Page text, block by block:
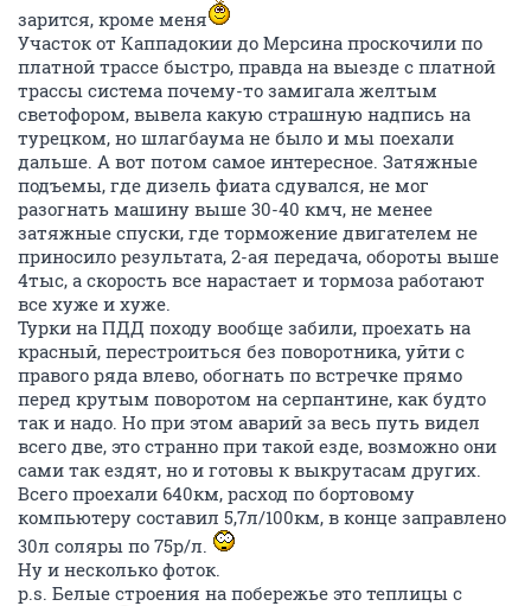
зарится, кроме меня
Участок от Каппадокии до Мерсина проскочили по
платной трассе быстро, правда на выезде с платной
трассы система почему-то замигала желтым
светофором, вывела какую страшную надпись на
турецком, но шлагбаума не было и мы поехали
дальше. А вот потом самое интересное. Затяжные
подъемы, где дизель фиата сдувался, не мог
разогнать машину выше 30-40 кмч, не менее
затяжные спуски, где торможение двигателем не
приносило результата, 2-ая передача, обороты выше
4тыс, а скорость все нарастает и тормоза работают
все хуже и хуже.
Турки на ПДД походу вообще забили, проехать на
красный, перестроиться без поворотника, уйти с
правого ряда влево, обогнать по встречке прямо
перед крутым поворотом на серпантине, как будто
так и надо. Но при этом аварий за весь путь видел
всего две, это странно при такой езде, возможно они
сами так ездят, но и готовы к выкрутасам других.
Всего проехали 640км, расход по бортовому
компьютеру составил 5,7л/100км, в конце заправлено
30л соляры по 75р/л.
Ну и несколько фоток.
p.s. Белые строения на побережье это теплицы с